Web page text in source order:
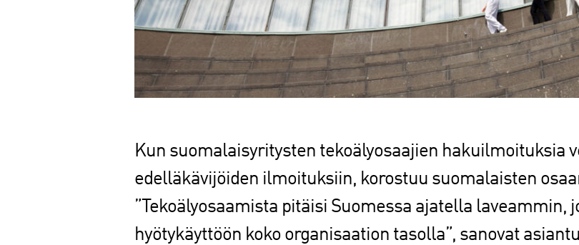
Kun suomalaisyritysten tekoälyosaajien hakuilmoituksia
edelläkävijöiden ilmoituksiin, korostuu suomalaisten
”Tekoälyosaamista pitäisi Suomessa ajatella laveammin,
hyötykäyttöön koko organisaation tasolla”, sanovat